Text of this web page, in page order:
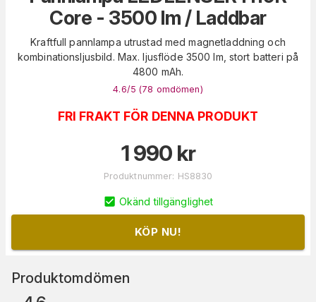
Core - 3500 lm / Laddbar
Kraftfull pannlampa utrustad med magnetladdning och
kombinationsljusbild. Max. ljusflöde 3500 lm, stort batteri på
4800 mAh.
4.6/5 (78 omdömen)
FRI FRAKT FÖR DENNA PRODUKT
1 990 kr
Produktnummer: HS8830
Okänd tillgänglighet
KÖP NU!
Produktomdömen